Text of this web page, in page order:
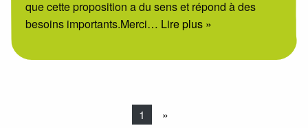
que cette proposition a du sens et répond à des
besoins importants.Merci… Lire plus »
1 »